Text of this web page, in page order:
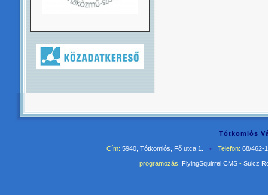
Tótkomlós
Cím: 5940, Tótkomlós, Fő utca 1. • Telefon: 68/462-
programozás: FlyingSquirrel CMS- Sulcz